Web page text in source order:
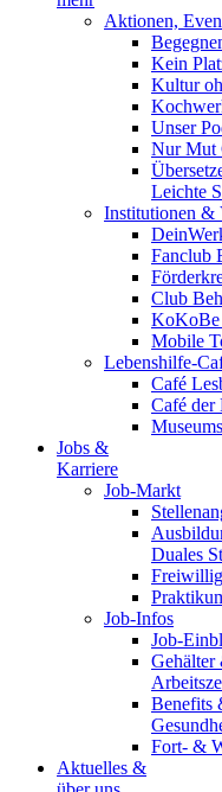
Aktionen,
Kein
Kultur
Unser
Nur Mut
Leichte
Institutionen &
Fanclub
Club
KoKoBe
Mobile
Lebenshilfe-
Café
Café der
Jobs &
Karriere
Job-Markt
Duales
Job-Infos
Job-
Gehälter
Benefits
Fort- &
Aktuelles &